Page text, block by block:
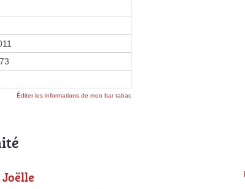
Éditer les informations de mon bar tabac